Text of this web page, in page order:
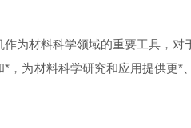
材料科学领域的重要工具，对
*，为材料科学研究和应用提供更